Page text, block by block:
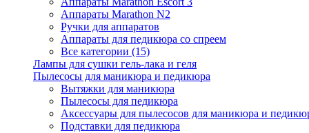
Аппараты Marathon N2
Ручки для аппаратов
Аппараты для педикюра со спреем
Все категории (15)
Лампы для сушки гель-лака и геля
Пылесосы для маникюра и педикюра
Вытяжки для маникюра
Пылесосы для педикюра
Аксессуары для пылесосов для маникюра и
Подставки для педикюра